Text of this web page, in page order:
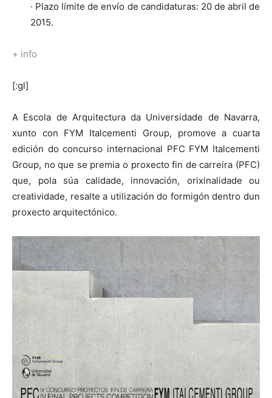
· Plazo límite de envío de candidaturas: 20 de abril de
2015.
+ info
[:gl]
A Escola de Arquitectura da Universidade de Navarra,
xunto con FYM Italcementi Group, promove a cuarta
edición do concurso internacional PFC FYM Italcementi
Group, no que se premia o proxecto fin de carreira (PFC)
que, pola súa calidade, innovación, orixinalidade ou
creatividade, resalte a utilización do formigón dentro dun
proxecto arquitectónico.